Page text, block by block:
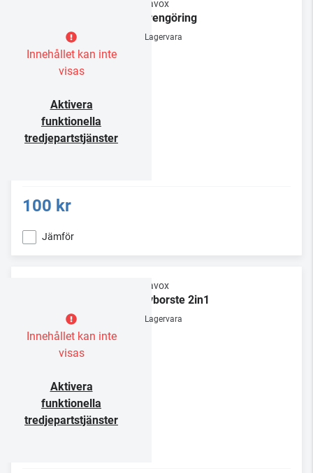
Innehållet kan inte
visas
Aktivera
funktionella
tredjepartstjänster
Dynavox
Nålrengöring
Lagervara
100 kr
Jämför
Innehållet kan inte
visas
Aktivera
funktionella
tredjepartstjänster
Dynavox
Skivborste 2in1
Lagervara